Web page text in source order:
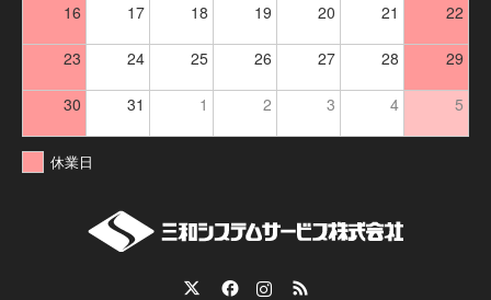
16 17 18 19 20 21 22
23 24 25 26 27 28 29
30 31 1 2 3 4 5
休業日
RSS